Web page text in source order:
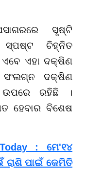
ସୃଷ୍ଟି
ଚିହ୍ନିତ
ଏହା ଦକ୍ଷିଣ
ଦକ୍ଷିଣ
ଉପରେ ରହିଛି ।
ହେବାର ବିଶେଷ
: ମେ'୧୪
ରାଶି ପାଇଁ କେମିତି